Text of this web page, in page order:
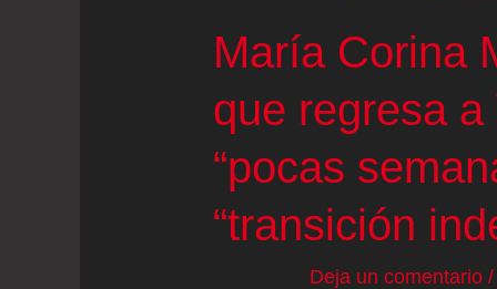
María Corina
que regresa
“pocas
“transición
Deja un comentario /